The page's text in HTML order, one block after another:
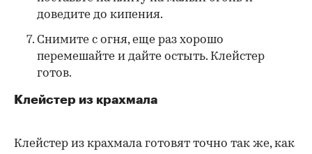
доведите до кипения.
Снимите с огня, еще раз хорошо
перемешайте и дайте остыть. Клейстер
готов.
Клейстер из крахмала
Клейстер из крахмала готовят точно так же, как